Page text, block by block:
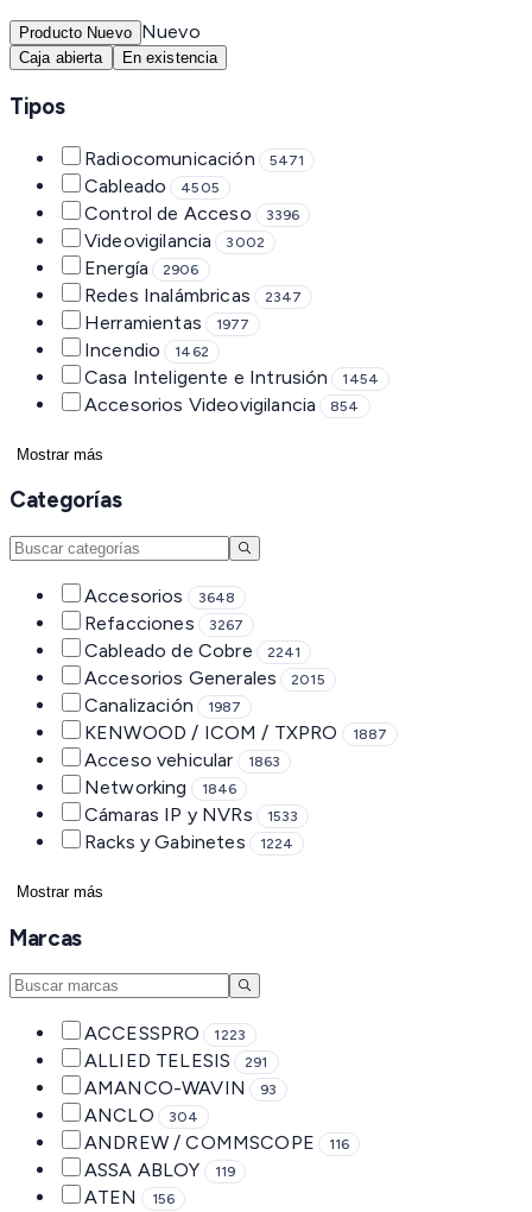
Producto Nuevo Nuevo
Caja abierta En existencia
Tipos
Radiocomunicación 5471
Cableado 4505
Control de Acceso 3396
Videovigilancia 3002
Energía 2906
Redes Inalámbricas 2347
Herramientas 1977
Incendio 1462
Casa Inteligente e Intrusión 1454
Accesorios Videovigilancia 854
Mostrar más
Categorías
Accesorios 3648
Refacciones 3267
Cableado de Cobre 2241
Accesorios Generales 2015
Canalización 1987
KENWOOD / ICOM / TXPRO 1887
Acceso vehicular 1863
Networking 1846
Cámaras IP y NVRs 1533
Racks y Gabinetes 1224
Mostrar más
Marcas
ACCESSPRO 1223
ALLIED TELESIS 291
AMANCO-WAVIN 93
ANCLO 304
ANDREW / COMMSCOPE 116
ASSA ABLOY 119
ATEN 156